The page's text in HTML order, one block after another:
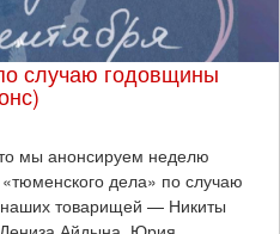
случаю годовщины
мы анонсируем неделю
дела» по случаю
наших товарищей — Никиты